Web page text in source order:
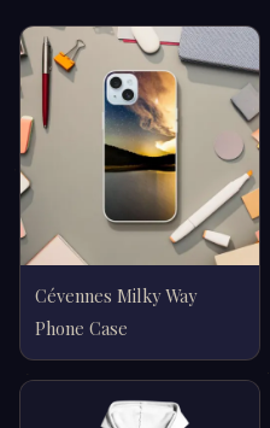
Cévennes Milky Way
Phone Case